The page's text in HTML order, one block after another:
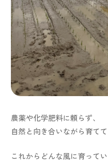
農薬や化学肥料に頼らず、
自然と向き合いながら育て
これからどんな風に育ってい